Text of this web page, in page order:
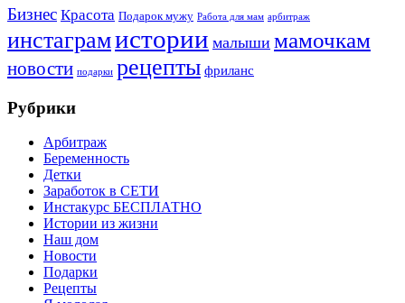
Бизнес Красота Подарок мужу Работа для мам арбитраж
инстаграмистории малыши мамочкам
новости подарки рецепты фриланс
Рубрики
Арбитраж
Беременность
Детки
Заработок в СЕТИ
Инстакурс БЕСПЛАТНО
Истории из жизни
Наш дом
Новости
Подарки
Рецепты